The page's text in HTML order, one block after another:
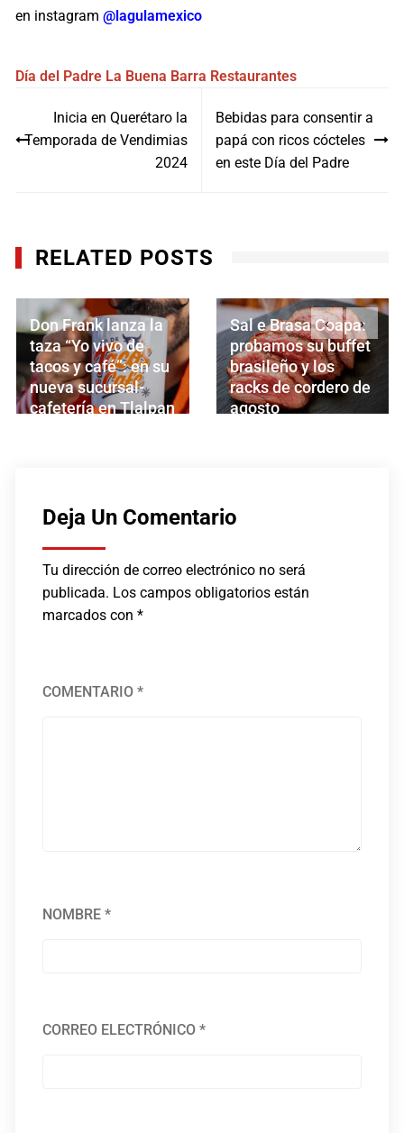
en instagram@lagulamexico
Día del Padre La Buena Barra Restaurantes
de
entradas
Inicia en Querétaro la
Temporada de Vendimias
2024
Bebidas para consentir a
papá con ricos cócteles
en este Día del Padre
RELATED POSTS
Frank lanza la
“Yo vivo de
y café”: en su
sucursal-
en Tlalpan
Sal e Brasa Coapa:
probamos su buffet
brasileño y los
racks de cordero de
agosto
‹ ›
Deja Un Comentario
Tu dirección de correo electrónico no será
publicada. Los campos obligatorios están
marcados con*
COMENTARIO*
NOMBRE*
CORREO ELECTRÓNICO*